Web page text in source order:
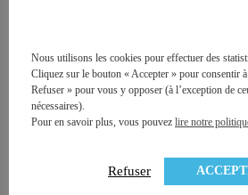
Nous utilisons les cookies pour effectuer des
Cliquez sur le bouton « Accepter » pour consentir
Refuser » pour vous y opposer (à l’exception de
nécessaires).
Pour en savoir plus, vous pouvez lire notre
Refuser